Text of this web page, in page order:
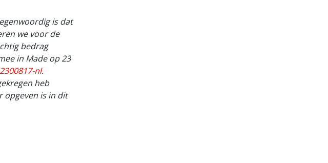
is dat
we voor de
bedrag
in Made op 23
nl.
heb
opgeven is in dit